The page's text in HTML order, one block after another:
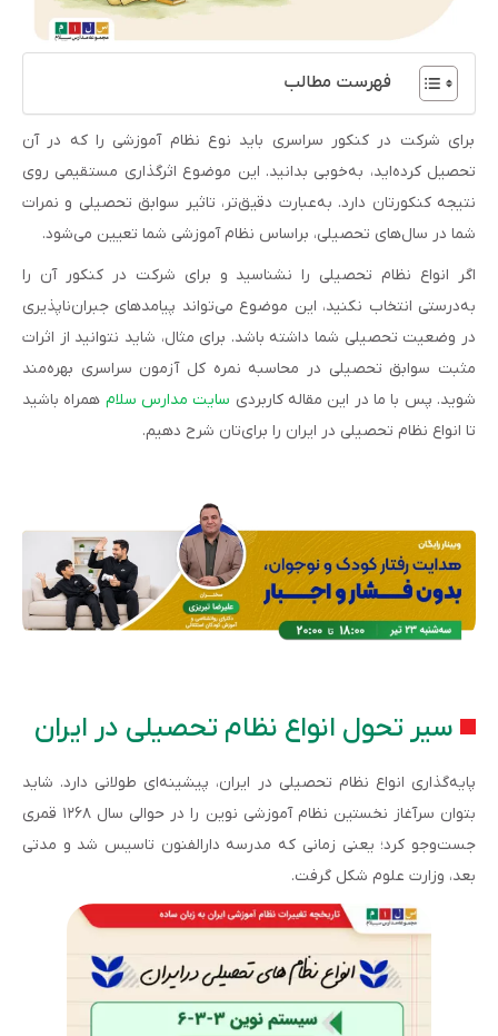
فهرست مطالب
برای شرکت در کنکور سراسری باید نوع نظام آموزشی را که در آن
تحصیل کرده‌اید، به‌خوبی بدانید. این موضوع اثرگذاری مستقیمی روی
نتیجه کنکورتان دارد. به‌عبارت دقیق‌تر، تاثیر سوابق تحصیلی و نمرات
شما در سال‌های تحصیلی، براساس نظام آموزشی شما تعیین می‌شود.
اگر انواع نظام تحصیلی را نشناسید و برای شرکت در کنکور آن را
به‌درستی انتخاب نکنید، این موضوع می‌تواند پیامدهای جبران‌ناپذیری
در وضعیت تحصیلی شما داشته باشد. برای مثال، شاید نتوانید از اثرات
مثبت سوابق تحصیلی در محاسبه نمره کل آزمون سراسری بهره‌مند
شوید. پس با ما در این مقاله کاربردی سایت مدارس سلام همراه باشید
تا انواع نظام تحصیلی در ایران را برای‌تان شرح دهیم.
سیر تحول انواع نظام تحصیلی در ایران
پایه‌گذاری انواع نظام تحصیلی در ایران، پیشینه‌ای طولانی دارد. شاید
بتوان سرآغاز نخستین نظام آموزشی نوین را در حوالی سال ۱۲۶۸ قمری
جست‌وجو کرد؛ یعنی زمانی که مدرسه دارالفنون تاسیس شد و مدتی
بعد، وزارت علوم شکل گرفت.